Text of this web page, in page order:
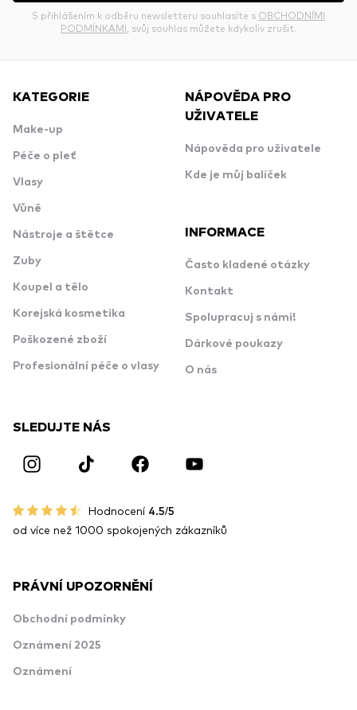
S přihlášením k odběru newsletteru souhlasíte s OBCHODNÍMI
PODMÍNKAMI , svůj souhlas můžete kdykoliv zrušit.
KATEGORIE
Make-up
Péče o pleť
Vlasy
Vůně
Nástroje a štětce
Zuby
Koupel a tělo
Korejská kosmetika
Poškozené zboží
Profesionální péče o vlasy
NÁPOVĚDA PRO
UŽIVATELE
Nápověda pro uživatele
Kde je můj balíček
INFORMACE
Často kladené otázky
Kontakt
Spolupracuj s námi!
Dárkové poukazy
O nás
SLEDUJTE NÁS
Hodnocení 4.5/5
od více než 1000 spokojených zákazníků
PRÁVNÍ UPOZORNĚNÍ
Obchodní podmínky
Oznámení 2025
Oznámení